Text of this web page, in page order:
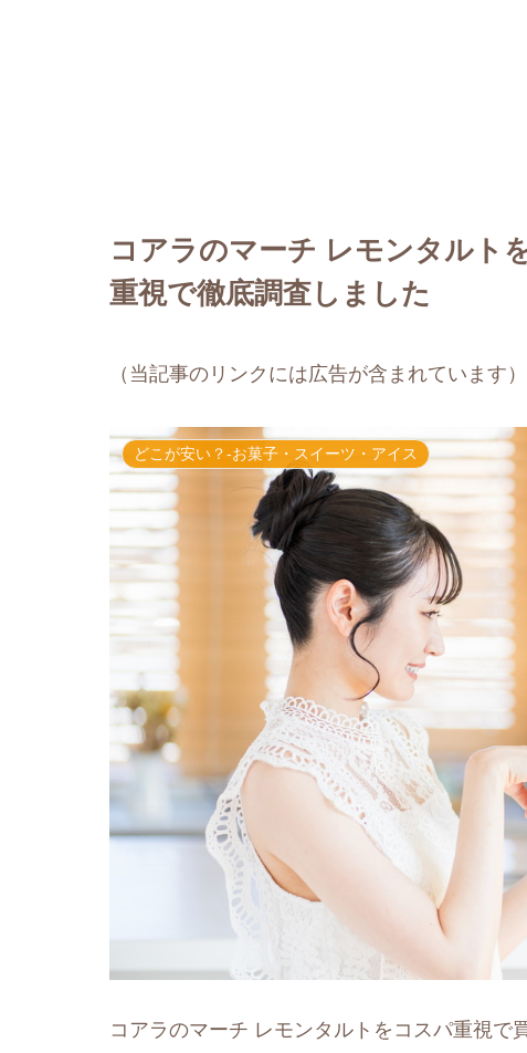
コアラのマーチ レモンタルト
重視で徹底調査しました
（当記事のリンクには広告が含まれています）
どこが安い？-お菓子・スイーツ・アイス
コアラのマーチ レモンタルトをコスパ重視で